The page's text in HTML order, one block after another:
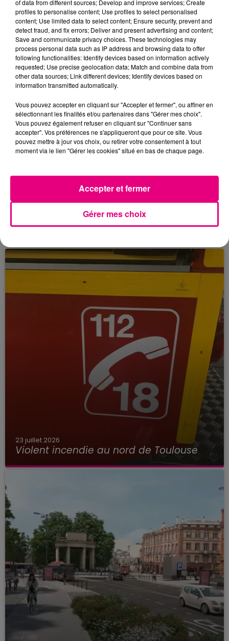
À LA UNE
Incendie à Plaisance-du-Touch : des
habitations évacuées face à...
23 juillet 2026
Violent incendie au nord de Toulouse
of data from different sources; Develop and improve services; Create
profiles to personalise content; Use profiles to select personalised
content; Use limited data to select content; Ensure security, prevent and
detect fraud, and fix errors; Deliver and present advertising and content;
Save and communicate privacy choices. These technologies may
process personal data such as IP address and browsing data to offer
following functionalities: Identify devices based on information actively
requested; Use precise geolocation data; Match and combine data from
other data sources; Link different devices; Identify devices based on
information transmitted automatically.
Vous pouvez accepter en cliquant sur "Accepter et fermer", ou affiner en
sélectionnant les finalités et/ou partenaires dans "Gérer mes choix".
Vous pouvez également refuser en cliquant sur "Continuer sans
accepter". Vos préférences ne s'appliqueront que pour ce site. Vous
pouvez mettre à jour vos choix, ou retirer votre consentement à tout
moment via le lien "Gérer les cookies" situé en bas de chaque page.
Gérer mes choix
Accepter et fermer